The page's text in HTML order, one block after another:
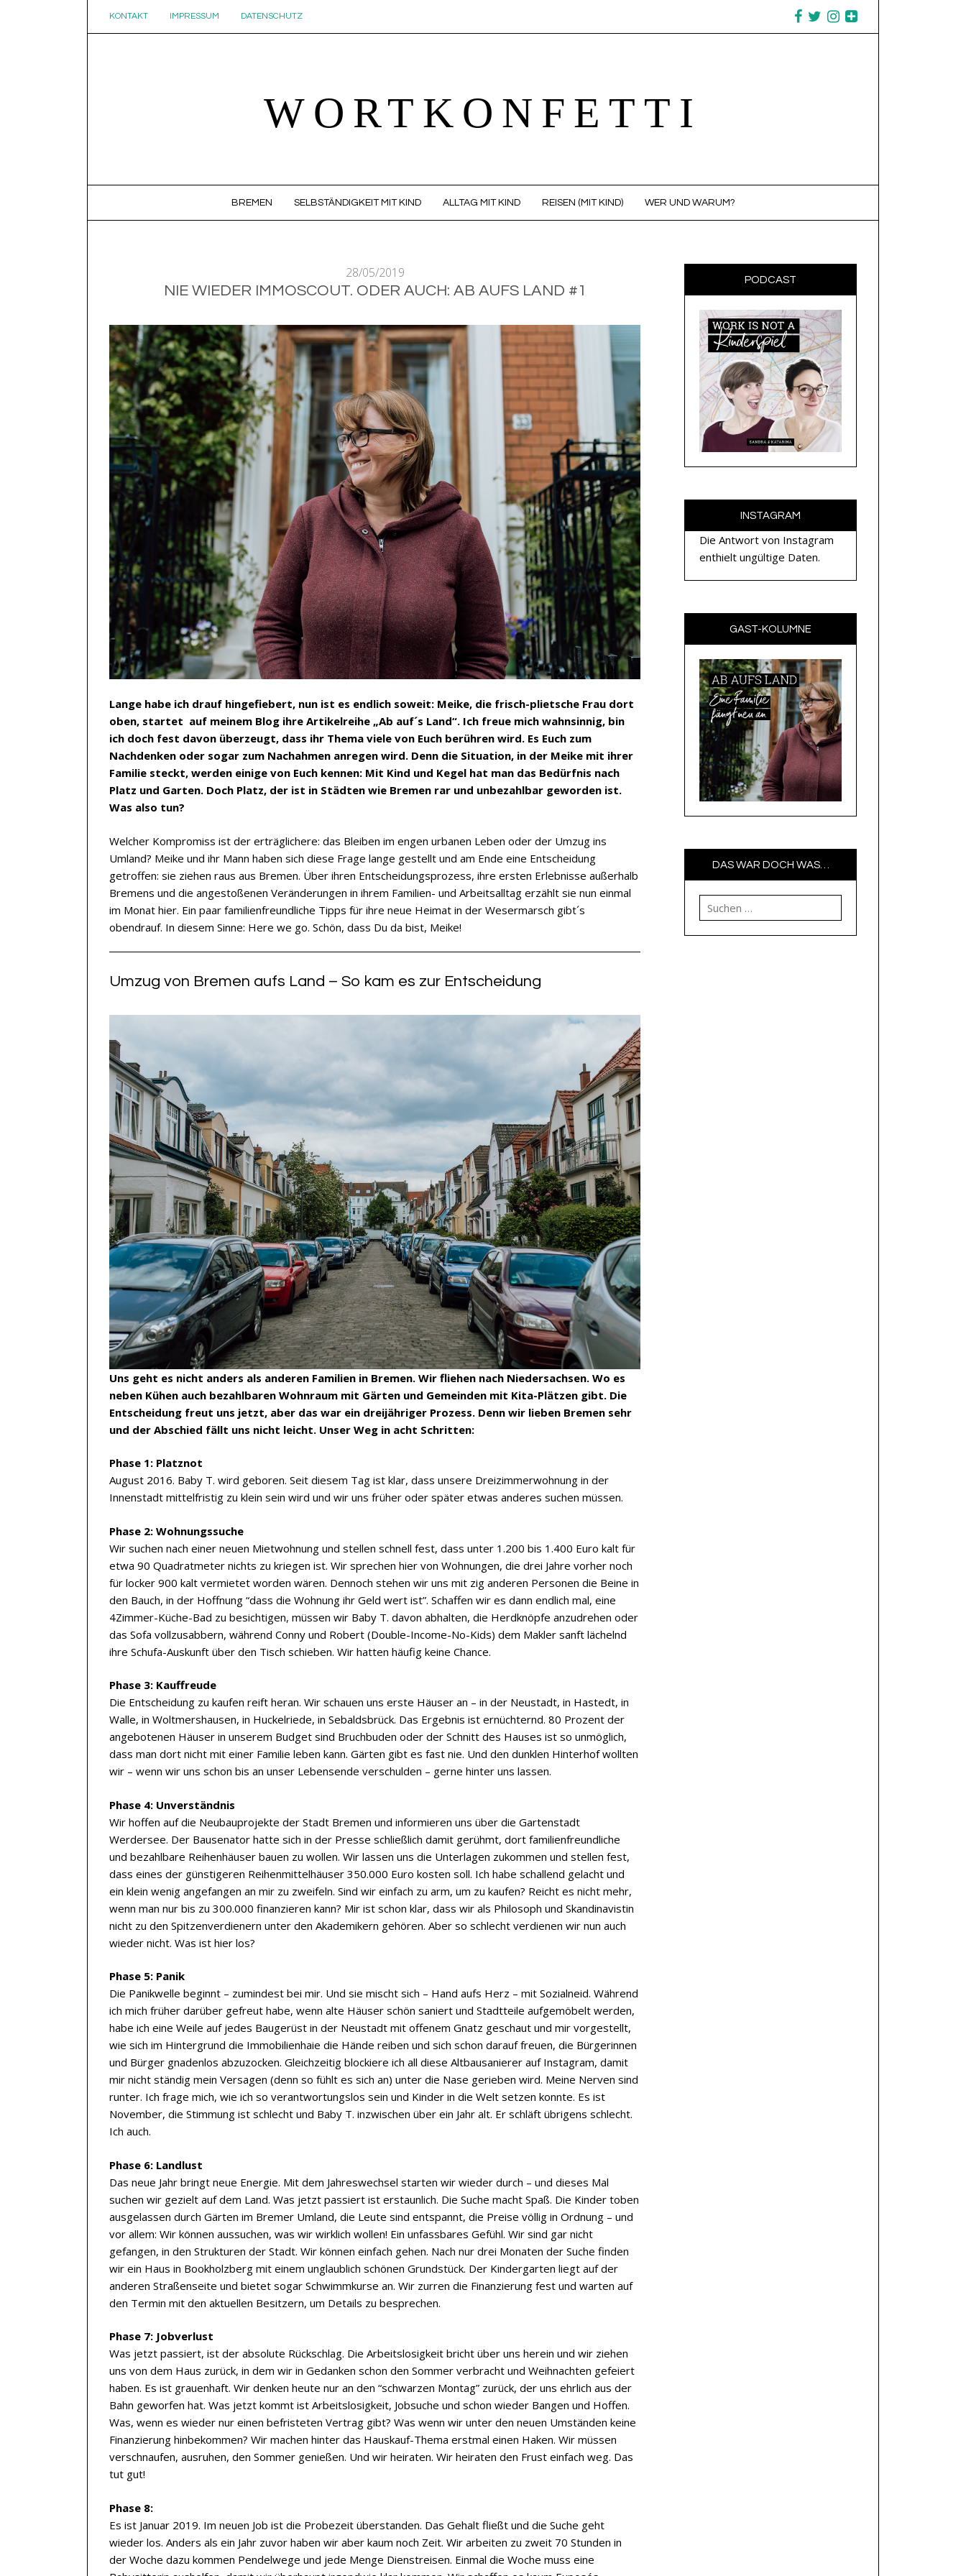
KONTAKT IMPRESSUM DATENSCHUTZ
WORTKONFETTI
BREMEN SELBSTÄNDIGKEIT MIT KIND ALLTAG MIT KIND REISEN (MIT KIND) WER UND WARUM?
28/05/2019
NIE WIEDER IMMOSCOUT. ODER AUCH: AB AUFS LAND #1
Lange habe ich drauf hingefiebert, nun ist es endlich soweit: Meike, die frisch-plietsche Frau dort
oben, startet auf meinem Blog ihre Artikelreihe „Ab auf´s Land“. Ich freue mich wahnsinnig, bin
ich doch fest davon überzeugt, dass ihr Thema viele von Euch berühren wird. Es Euch zum
Nachdenken oder sogar zum Nachahmen anregen wird. Denn die Situation, in der Meike mit ihrer
Familie steckt, werden einige von Euch kennen: Mit Kind und Kegel hat man das Bedürfnis nach
Platz und Garten. Doch Platz, der ist in Städten wie Bremen rar und unbezahlbar geworden ist.
Was also tun?
Welcher Kompromiss ist der erträglichere: das Bleiben im engen urbanen Leben oder der Umzug ins
Umland? Meike und ihr Mann haben sich diese Frage lange gestellt und am Ende eine Entscheidung
getroffen: sie ziehen raus aus Bremen. Über ihren Entscheidungsprozess, ihre ersten Erlebnisse außerhalb
Bremens und die angestoßenen Veränderungen in ihrem Familien- und Arbeitsalltag erzählt sie nun einmal
im Monat hier. Ein paar familienfreundliche Tipps für ihre neue Heimat in der Wesermarsch gibt´s
obendrauf. In diesem Sinne: Here we go. Schön, dass Du da bist, Meike!
Umzug von Bremen aufs Land – So kam es zur Entscheidung
Uns geht es nicht anders als anderen Familien in Bremen. Wir fliehen nach Niedersachsen. Wo es
neben Kühen auch bezahlbaren Wohnraum mit Gärten und Gemeinden mit Kita-Plätzen gibt. Die
Entscheidung freut uns jetzt, aber das war ein dreijähriger Prozess. Denn wir lieben Bremen sehr
und der Abschied fällt uns nicht leicht. Unser Weg in acht Schritten:
Phase 1: Platznot
August 2016. Baby T. wird geboren. Seit diesem Tag ist klar, dass unsere Dreizimmerwohnung in der
Innenstadt mittelfristig zu klein sein wird und wir uns früher oder später etwas anderes suchen müssen.
Phase 2: Wohnungssuche
Wir suchen nach einer neuen Mietwohnung und stellen schnell fest, dass unter 1.200 bis 1.400 Euro kalt für
etwa 90 Quadratmeter nichts zu kriegen ist. Wir sprechen hier von Wohnungen, die drei Jahre vorher noch
für locker 900 kalt vermietet worden wären. Dennoch stehen wir uns mit zig anderen Personen die Beine in
den Bauch, in der Hoffnung “dass die Wohnung ihr Geld wert ist”. Schaffen wir es dann endlich mal, eine
4Zimmer-Küche-Bad zu besichtigen, müssen wir Baby T. davon abhalten, die Herdknöpfe anzudrehen oder
das Sofa vollzusabbern, während Conny und Robert (Double-Income-No-Kids) dem Makler sanft lächelnd
ihre Schufa-Auskunft über den Tisch schieben. Wir hatten häufig keine Chance.
Phase 3: Kauffreude
Die Entscheidung zu kaufen reift heran. Wir schauen uns erste Häuser an – in der Neustadt, in Hastedt, in
Walle, in Woltmershausen, in Huckelriede, in Sebaldsbrück. Das Ergebnis ist ernüchternd. 80 Prozent der
angebotenen Häuser in unserem Budget sind Bruchbuden oder der Schnitt des Hauses ist so unmöglich,
dass man dort nicht mit einer Familie leben kann. Gärten gibt es fast nie. Und den dunklen Hinterhof wollten
wir – wenn wir uns schon bis an unser Lebensende verschulden – gerne hinter uns lassen.
Phase 4: Unverständnis
Wir hoffen auf die Neubauprojekte der Stadt Bremen und informieren uns über die Gartenstadt
Werdersee. Der Bausenator hatte sich in der Presse schließlich damit gerühmt, dort familienfreundliche
und bezahlbare Reihenhäuser bauen zu wollen. Wir lassen uns die Unterlagen zukommen und stellen fest,
dass eines der günstigeren Reihenmittelhäuser 350.000 Euro kosten soll. Ich habe schallend gelacht und
ein klein wenig angefangen an mir zu zweifeln. Sind wir einfach zu arm, um zu kaufen? Reicht es nicht mehr,
wenn man nur bis zu 300.000 finanzieren kann? Mir ist schon klar, dass wir als Philosoph und Skandinavistin
nicht zu den Spitzenverdienern unter den Akademikern gehören. Aber so schlecht verdienen wir nun auch
wieder nicht. Was ist hier los?
Phase 5: Panik
Die Panikwelle beginnt – zumindest bei mir. Und sie mischt sich – Hand aufs Herz – mit Sozialneid. Während
ich mich früher darüber gefreut habe, wenn alte Häuser schön saniert und Stadtteile aufgemöbelt werden,
habe ich eine Weile auf jedes Baugerüst in der Neustadt mit offenem Gnatz geschaut und mir vorgestellt,
wie sich im Hintergrund die Immobilienhaie die Hände reiben und sich schon darauf freuen, die Bürgerinnen
und Bürger gnadenlos abzuzocken. Gleichzeitig blockiere ich all diese Altbausanierer auf Instagram, damit
mir nicht ständig mein Versagen (denn so fühlt es sich an) unter die Nase gerieben wird. Meine Nerven sind
runter. Ich frage mich, wie ich so verantwortungslos sein und Kinder in die Welt setzen konnte. Es ist
November, die Stimmung ist schlecht und Baby T. inzwischen über ein Jahr alt. Er schläft übrigens schlecht.
Ich auch.
Phase 6: Landlust
Das neue Jahr bringt neue Energie. Mit dem Jahreswechsel starten wir wieder durch – und dieses Mal
suchen wir gezielt auf dem Land. Was jetzt passiert ist erstaunlich. Die Suche macht Spaß. Die Kinder toben
ausgelassen durch Gärten im Bremer Umland, die Leute sind entspannt, die Preise völlig in Ordnung – und
vor allem: Wir können aussuchen, was wir wirklich wollen! Ein unfassbares Gefühl. Wir sind gar nicht
gefangen, in den Strukturen der Stadt. Wir können einfach gehen. Nach nur drei Monaten der Suche finden
wir ein Haus in Bookholzberg mit einem unglaublich schönen Grundstück. Der Kindergarten liegt auf der
anderen Straßenseite und bietet sogar Schwimmkurse an. Wir zurren die Finanzierung fest und warten auf
den Termin mit den aktuellen Besitzern, um Details zu besprechen.
Phase 7: Jobverlust
Was jetzt passiert, ist der absolute Rückschlag. Die Arbeitslosigkeit bricht über uns herein und wir ziehen
uns von dem Haus zurück, in dem wir in Gedanken schon den Sommer verbracht und Weihnachten gefeiert
haben. Es ist grauenhaft. Wir denken heute nur an den “schwarzen Montag” zurück, der uns ehrlich aus der
Bahn geworfen hat. Was jetzt kommt ist Arbeitslosigkeit, Jobsuche und schon wieder Bangen und Hoffen.
Was, wenn es wieder nur einen befristeten Vertrag gibt? Was wenn wir unter den neuen Umständen keine
Finanzierung hinbekommen? Wir machen hinter das Hauskauf-Thema erstmal einen Haken. Wir müssen
verschnaufen, ausruhen, den Sommer genießen. Und wir heiraten. Wir heiraten den Frust einfach weg. Das
tut gut!
Phase 8:
Es ist Januar 2019. Im neuen Job ist die Probezeit überstanden. Das Gehalt fließt und die Suche geht
wieder los. Anders als ein Jahr zuvor haben wir aber kaum noch Zeit. Wir arbeiten zu zweit 70 Stunden in
der Woche dazu kommen Pendelwege und jede Menge Dienstreisen. Einmal die Woche muss eine
PODCAST
INSTAGRAM
Die Antwort von Instagram
enthielt ungültige Daten.
GAST-KOLUMNE
DAS WAR DOCH WAS…
Suchen nach: